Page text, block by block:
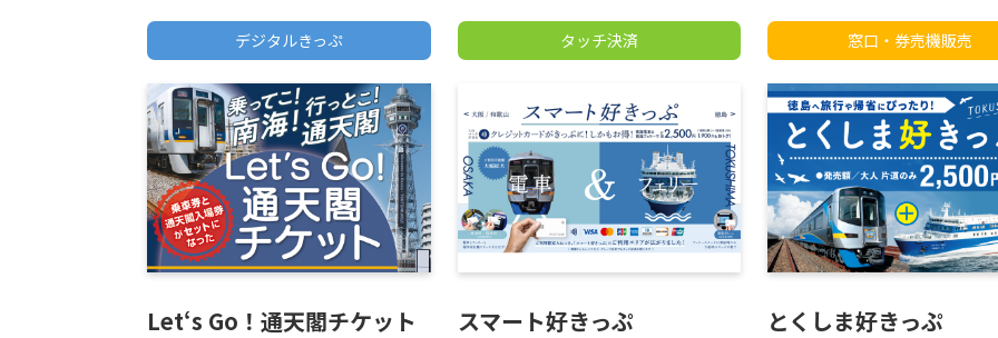
デジタルきっぷ
Let‘s Go！通天閣チケット
タッチ決済
スマート好きっぷ
窓口・券売機販売
とくしま好きっぷ